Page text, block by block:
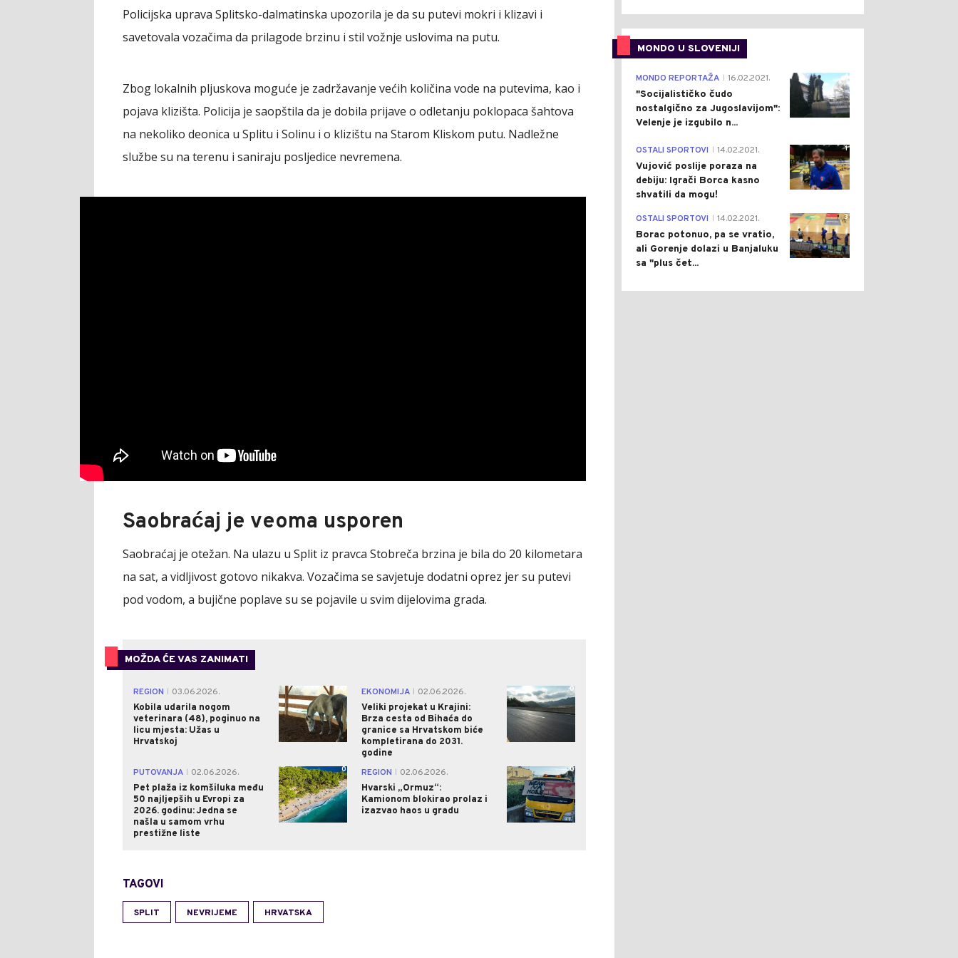
Policijska uprava Splitsko-dalmatinska upozorila je da su putevi mokri i klizavi i
savetovala vozačima da prilagode brzinu i stil vožnje uslovima na putu.
Zbog lokalnih pljuskova moguće je zadržavanje većih količina vode na putevima, kao i
pojava klizišta. Policija je saopštila da je dobila prijave o odletanju poklopaca šahtova
na nekoliko deonica u Splitu i Solinu i o klizištu na Starom Kliskom putu. Nadležne
službe su na terenu i saniraju posljedice nevremena.
Saobraćaj je veoma usporen
Saobraćaj je otežan. Na ulazu u Split iz pravca Stobreča brzina je bila do 20 kilometara
na sat, a vidljivost gotovo nikakva. Vozačima se savjetuje dodatni oprez jer su putevi
pod vodom, a bujične poplave su se pojavile u svim dijelovima grada.
MOŽDA ĆE VAS ZANIMATI
REGION
03.06.2026.
Kobila udarila nogom
veterinara (48), poginuo na
licu mjesta: Užas u
Hrvatskoj
0 EKONOMIJA
02.06.2026.
Veliki projekat u Krajini:
Brza cesta od Bihaća do
granice sa Hrvatskom biće
kompletirana do 2031.
godine
0
PUTOVANJA
02.06.2026.
Pet plaža iz komšiluka među
50 najljepših u Evropi za
2026. godinu: Jedna se
našla u samom vrhu
prestižne liste
0 REGION
02.06.2026.
Hvarski „Ormuz“:
Kamionom blokirao prolaz i
izazvao haos u gradu
0
TAGOVI
SPLIT NEVRIJEME HRVATSKA
MONDO U SLOVENIJI
4
MONDO REPORTAŽA 16.02.2021.
"Socijalističko čudo
nostalgično za Jugoslavijom":
Velenje je izgubilo n...
1
OSTALI SPORTOVI 14.02.2021.
Vujović poslije poraza na
debiju: Igrači Borca kasno
shvatili da mogu!
3
OSTALI SPORTOVI 14.02.2021.
Borac potonuo, pa se vratio,
ali Gorenje dolazi u Banjaluku
sa "plus čet...